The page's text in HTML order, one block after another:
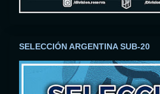
SELECCIÓN ARGENTINA SUB-20